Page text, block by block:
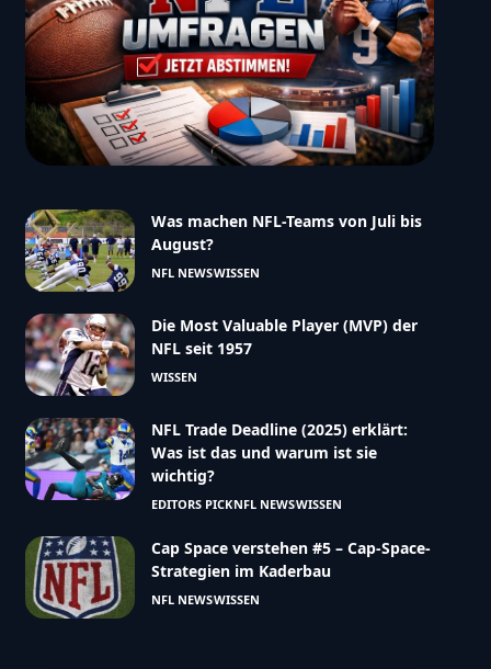
Was machen NFL-Teams von Juli bis
August?
NFL NEWSWISSEN
Die Most Valuable Player (MVP) der
NFL seit 1957
WISSEN
NFL Trade Deadline (2025) erklärt:
Was ist das und warum ist sie
wichtig?
EDITORS PICKNFL NEWSWISSEN
Cap Space verstehen #5 – Cap-Space-
Strategien im Kaderbau
NFL NEWSWISSEN